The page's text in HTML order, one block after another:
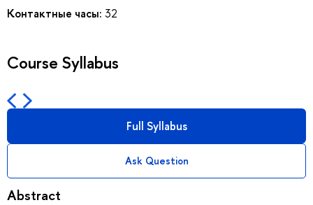
Контактные часы: 32
Course Syllabus
Full Syllabus
Ask Question
Abstract